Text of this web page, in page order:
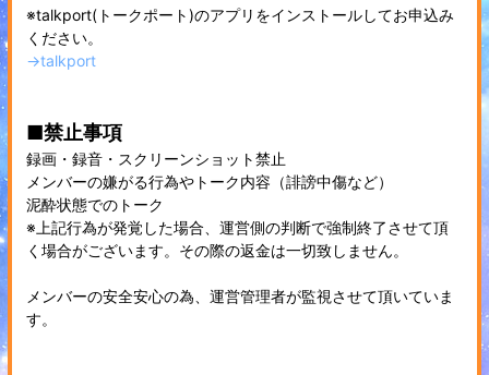
※talkport(トークポート)のアプリをインストールしてお申込み
ください。
→talkport
■禁止事項
録画・録音・スクリーンショット禁止
メンバーの嫌がる行為やトーク内容（誹謗中傷など）
泥酔状態でのトーク
※上記行為が発覚した場合、運営側の判断で強制終了させて頂
く場合がございます。その際の返金は一切致しません。
メンバーの安全安心の為、運営管理者が監視させて頂いていま
す。